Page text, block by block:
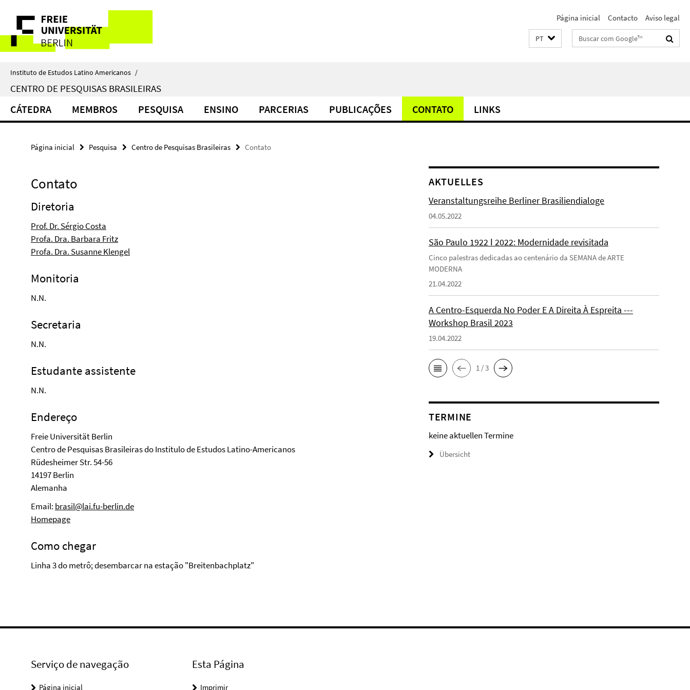
direkt
Inhalt
Serviço
de
navegação
Página inicial Contacto Aviso legal
PT Suchbegriffe
Instituto de Estudos Latino Americanos /
CENTRO DE PESQUISAS BRASILEIRAS
CÁTEDRA MEMBROS PESQUISA ENSINO PARCERIAS PUBLICAÇÕES CONTATO LINKS
Página inicial Pesquisa Centro de Pesquisas Brasileiras Contato
Contato
Diretoria
Prof. Dr. Sérgio Costa
Profa. Dra. Barbara Fritz
Profa. Dra. Susanne Klengel
Monitoria
N.N.
Secretaria
N.N.
Estudante assistente
N.N.
Endereço
Freie Universität Berlin
Centro de Pesquisas Brasileiras do Institulo de Estudos Latino-Americanos
Rüdesheimer Str. 54-56
14197 Berlin
Alemanha
Email: brasil@lai.fu-berlin.de
Homepage
Como chegar
Linha 3 do metrô; desembarcar na estação "Breitenbachplatz"
AKTUELLES
Veranstaltungsreihe Berliner Brasiliendialoge
04.05.2022
São Paulo 1922 ǀ 2022: Modernidade revisitada
Cinco palestras dedicadas ao centenário da SEMANA de ARTE
MODERNA
21.04.2022
A Centro-Esquerda No Poder E A Direita À Espreita ---
Workshop Brasil 2023
19.04.2022
1 / 3
TERMINE
keine aktuellen Termine
Übersicht
Serviço de navegação
Página inicial
Esta Página
Imprimir